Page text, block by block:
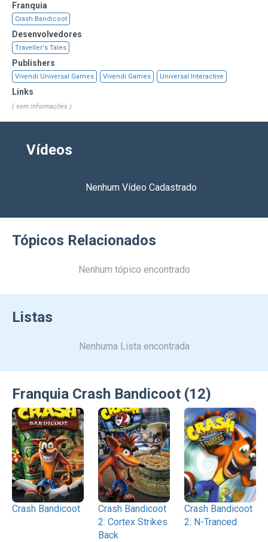
Franquia
Crash Bandicoot
Desenvolvedores
Traveller's Tales
Publishers
Vivendi Universal Games Vivendi Games Universal Interactive
Links
( sem informações )
Vídeos
Nenhum Vídeo Cadastrado
Tópicos Relacionados
Nenhum tópico encontrado
Listas
Nenhuma Lista encontrada
Franquia Crash Bandicoot (12)
Crash Bandicoot
Crash Bandicoot
2: Cortex Strikes
Back
Crash Bandicoot
2: N-Tranced